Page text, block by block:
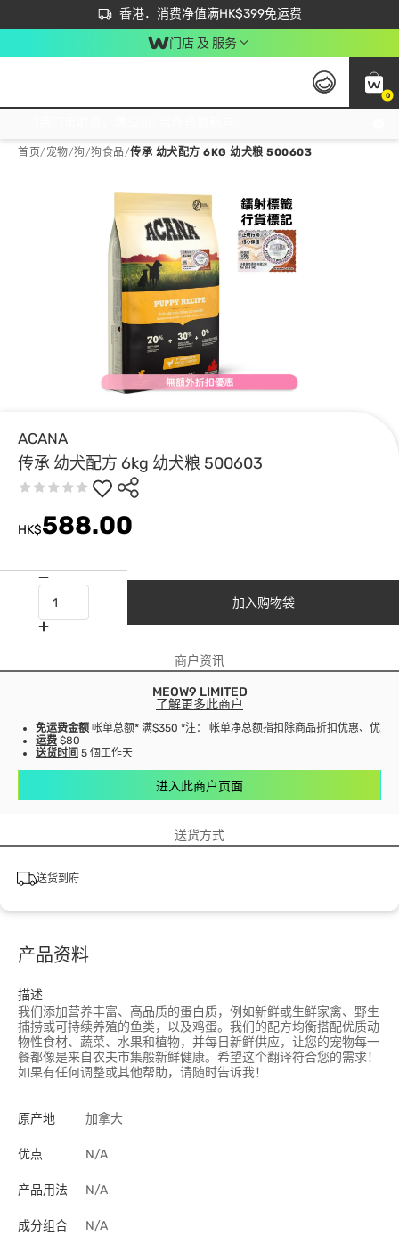
香港．消费净值满HK$399免运费
立即成为易赏钱会员尽享独家优惠
首次APP下单买满$450 输入 NEWAPP 即减$50
门店 及 服务
0
首页/ 宠物/狗/狗食品/传承 幼犬配方 6KG 幼犬粮 500603
ACANA
传承 幼犬配方 6kg 幼犬粮 500603
HK$588.00
加入购物袋
商户资讯
MEOW9 LIMITED
了解更多此商户
免运费金额 帐单总额* 满$350 *注： 帐单净总额指扣除商品折扣优惠、优惠
运费 $80
送货时间 5 個工作天
进入此商户页面
送货方式
送货到府
产品资料
描述
我们添加营养丰富、高品质的蛋白质，例如新鲜或生鲜家禽、野生
捕捞或可持续养殖的鱼类，以及鸡蛋。我们的配方均衡搭配优质动
物性食材、蔬菜、水果和植物，并每日新鲜供应，让您的宠物每一
餐都像是来自农夫市集般新鲜健康。希望这个翻译符合您的需求！
如果有任何调整或其他帮助，请随时告诉我！
原产地 加拿大
优点 N/A
产品用法 N/A
成分组合 N/A